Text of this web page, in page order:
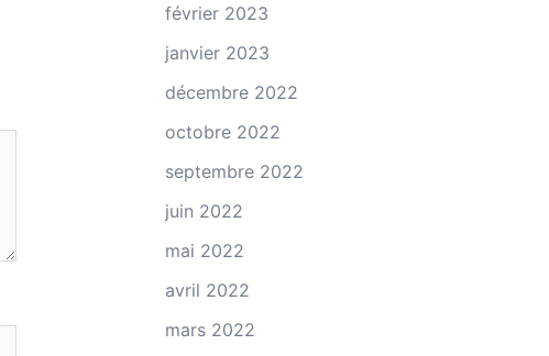
février 2023
janvier 2023
décembre 2022
octobre 2022
septembre 2022
juin 2022
mai 2022
avril 2022
mars 2022